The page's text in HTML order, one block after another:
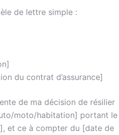
de lettre simple :
du contrat d’assurance]
de ma décision de résilier
moto/habitation] portant le
et ce à compter du [date de